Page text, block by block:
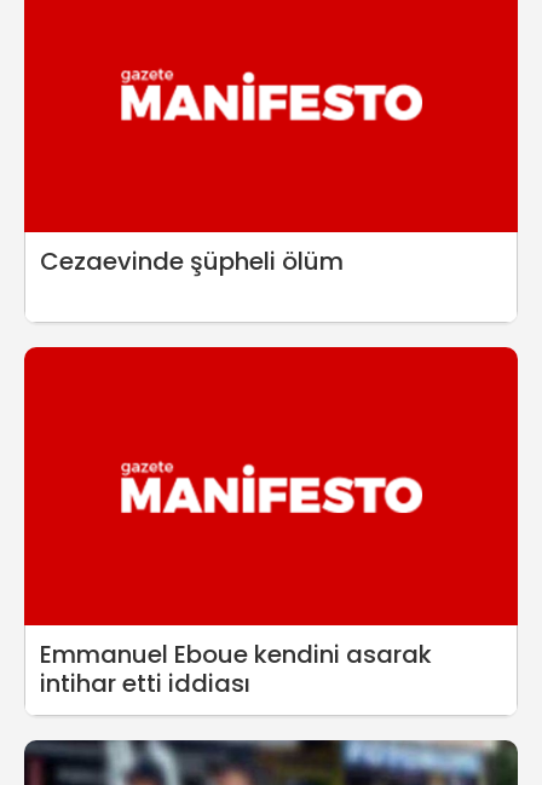
Cezaevinde şüpheli ölüm
Emmanuel Eboue kendini asarak
intihar etti iddiası